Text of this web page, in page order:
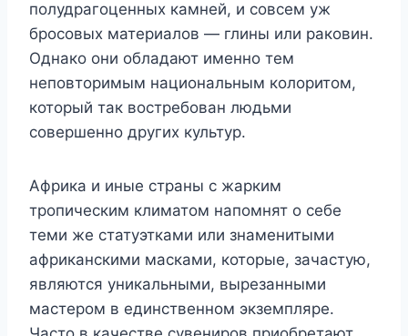
полудрагоценных камней, и совсем уж
бросовых материалов — глины или раковин.
Однако они обладают именно тем
неповторимым национальным колоритом,
который так востребован людьми
совершенно других культур.
Африка и иные страны с жарким
тропическим климатом напомнят о себе
теми же статуэтками или знаменитыми
африканскими масками, которые, зачастую,
являются уникальными, вырезанными
мастером в единственном экземпляре.